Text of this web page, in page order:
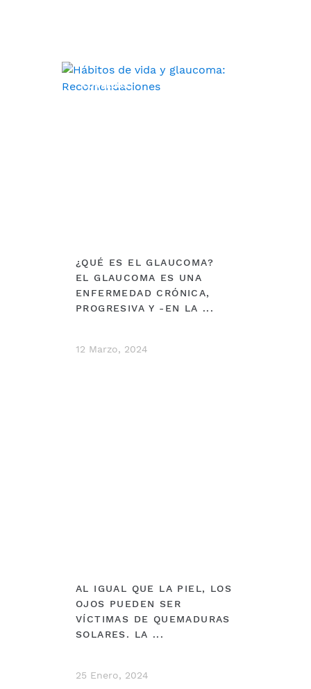
CONSEJOS
¿QUÉ ES EL GLAUCOMA?
EL GLAUCOMA ES UNA
ENFERMEDAD CRÓNICA,
PROGRESIVA Y -EN LA ...
12 Marzo, 2024
AL IGUAL QUE LA PIEL, LOS
OJOS PUEDEN SER
VÍCTIMAS DE QUEMADURAS
SOLARES. LA ...
25 Enero, 2024